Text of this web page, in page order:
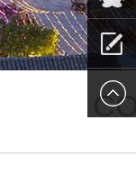
QQ客服
留言报